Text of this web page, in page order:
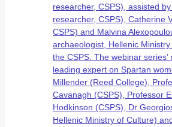
researcher, CSPS), assisted
researcher, CSPS), Catherine
CSPS) and Malvina
archaeologist, Hellenic
the CSPS. The webinar
leading expert on Spartan
Millender (Reed College),
Cavanagh (CSPS), Professor
Hodkinson (CSPS), Dr
Hellenic Ministry of Culture)